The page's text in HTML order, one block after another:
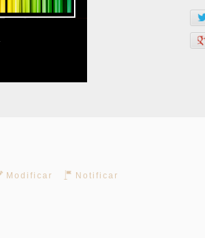
Modificar Notificar